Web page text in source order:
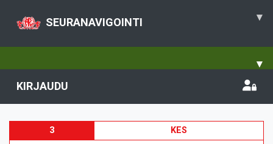
SEURANAVIGOINTI ▾
▾
KIRJAUDU
3 KES